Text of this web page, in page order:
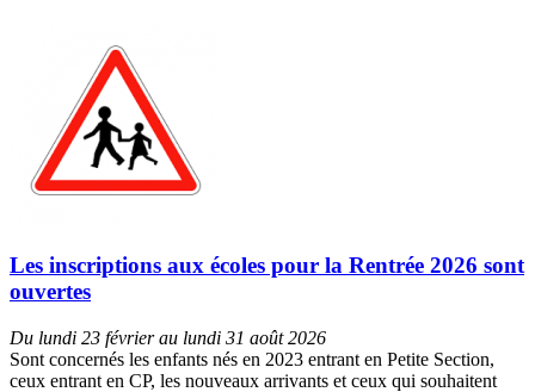
Les inscriptions aux écoles pour la Rentrée 2026 sont
ouvertes
Du lundi 23 février au lundi 31 août 2026
Sont concernés les enfants nés en 2023 entrant en Petite Section,
ceux entrant en CP, les nouveaux arrivants et ceux qui souhaitent